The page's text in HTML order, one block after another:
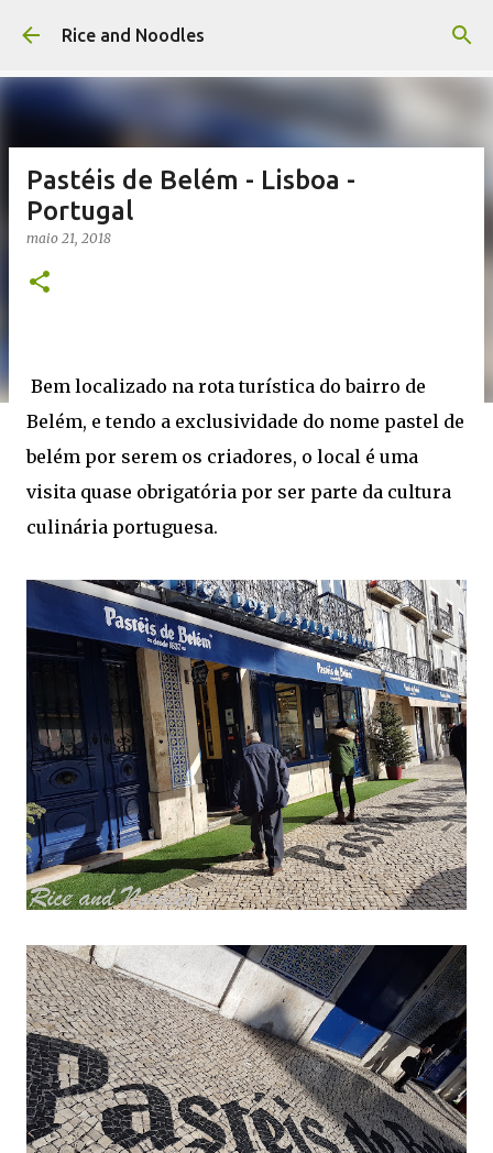
Pular para o conteúdo principal
Rice and Noodles
Pastéis de Belém - Lisboa -
Portugal
maio 21, 2018
Bem localizado na rota turística do bairro de
Belém, e tendo a exclusividade do nome pastel de
belém por serem os criadores, o local é uma
visita quase obrigatória por ser parte da cultura
culinária portuguesa.